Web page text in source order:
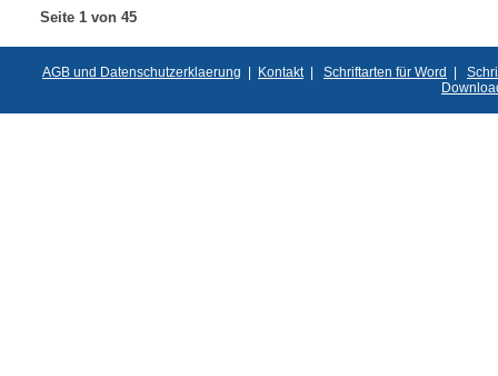
Seite 1 von 45
AGB und Datenschutzerklaerung | Kontakt| Schriftarten für Word |